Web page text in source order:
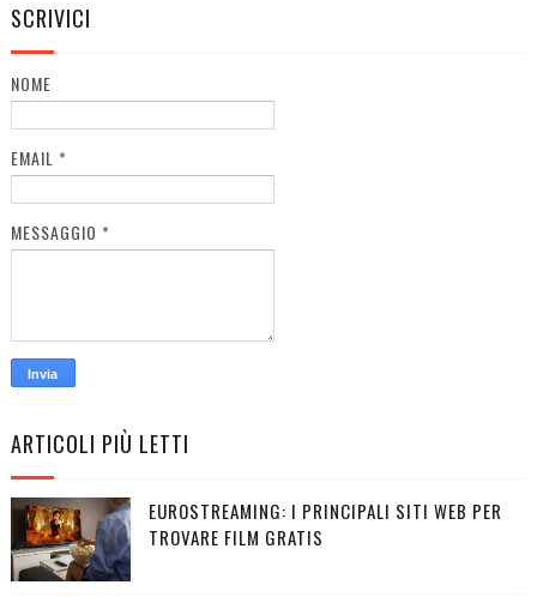
SCRIVICI
NOME
EMAIL *
MESSAGGIO *
ARTICOLI PIÙ LETTI
EUROSTREAMING: I PRINCIPALI SITI WEB PER
TROVARE FILM GRATIS